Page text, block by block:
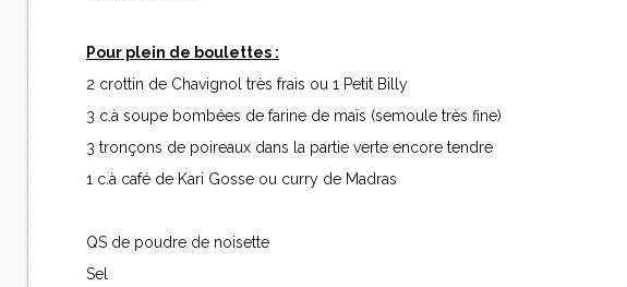
Pour plein de boulettes :
2 crottin de Chavignol très frais ou 1 Petit Billy
3 c.à soupe bombées de farine de maïs (semoule très fine)
3 tronçons de poireaux dans la partie verte encore tendre
1 c.à café de Kari Gosse ou curry de Madras
QS de poudre de noisette
Sel